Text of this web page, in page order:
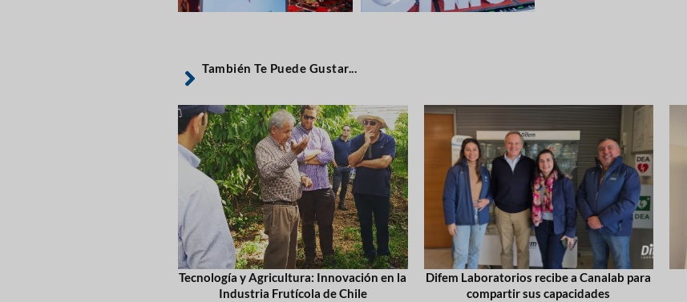
También Te Puede Gustar...
Tecnología y Agricultura: Innovación en la
Industria Frutícola de Chile
Difem Laboratorios recibe a Canalab para
compartir sus capacidades